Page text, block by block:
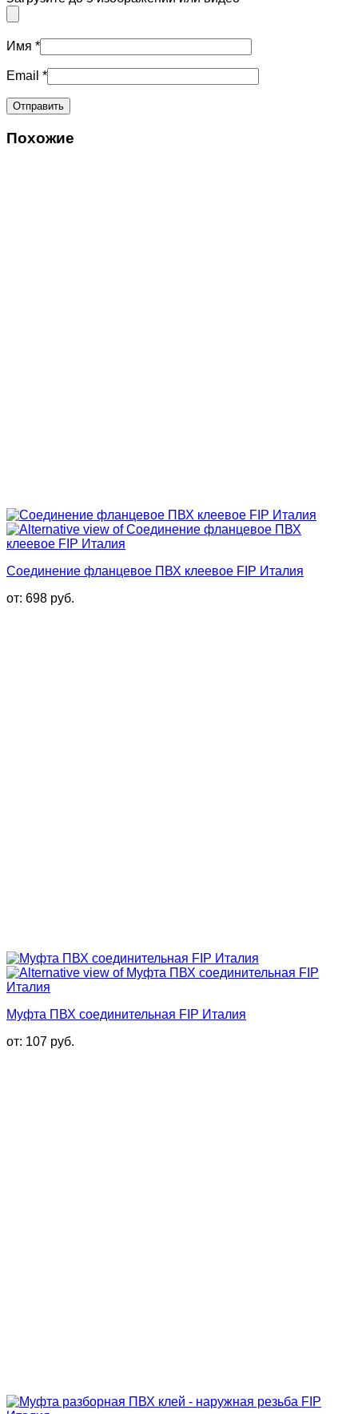
Имя *
Email *
Похожие
Соединение фланцевое ПВХ клеевое FIP Италия
от: 698 руб.
Муфта ПВХ соединительная FIP Италия
от: 107 руб.